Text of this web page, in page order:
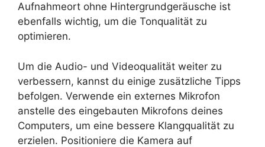
Aufnahmeort ohne Hintergrundgeräusche ist
ebenfalls wichtig, um die Tonqualität zu
optimieren.
Um die Audio- und Videoqualität weiter zu
verbessern, kannst du einige zusätzliche Tipps
befolgen. Verwende ein externes Mikrofon
anstelle des eingebauten Mikrofons deines
Computers, um eine bessere Klangqualität zu
erzielen. Positioniere die Kamera auf